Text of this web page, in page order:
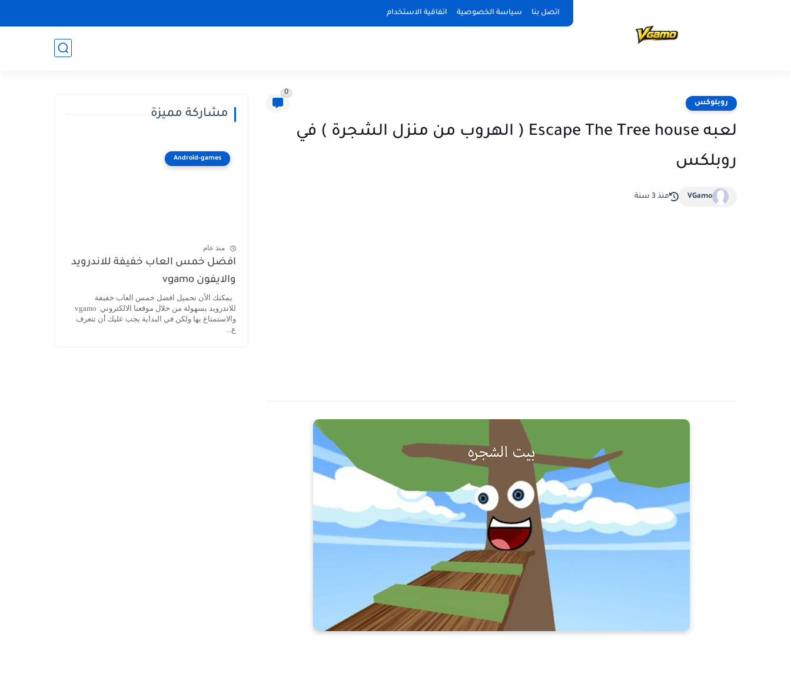
اتصل بنا سياسة الخصوصية اتفاقية الاستخدام
روبلوكس
0
لعبه Escape The Tree house ( الهروب من منزل الشجرة ) في
روبلكس
VGamo منذ 3 سنة
مشاركة مميزة
Android-games
منذ عام
افضل خمس العاب خفيفة للاندرويد
والايفون vgamo
يمكنك الأن تحميل افضل خمس العاب خفيفة
للاندرويد بسهولة من خلال موقعنا الالكتروني vgamo
والاستمتاع بها ولكن في البداية يجب عليك أن تتعرف
ع...